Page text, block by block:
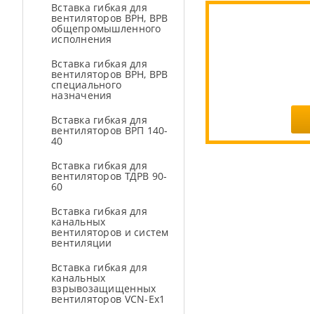
Вставка гибкая для
вентиляторов ВРН, ВРВ
общепромышленного
исполнения
Вставка гибкая для
вентиляторов ВРН, ВРВ
специального
назначения
Вставка гибкая для
вентиляторов ВРП 140-
40
Вставка гибкая для
вентиляторов ТДРВ 90-
60
Вставка гибкая для
канальных
вентиляторов и систем
вентиляции
Вставка гибкая для
канальных
взрывозащищенных
вентиляторов VCN-Ex1